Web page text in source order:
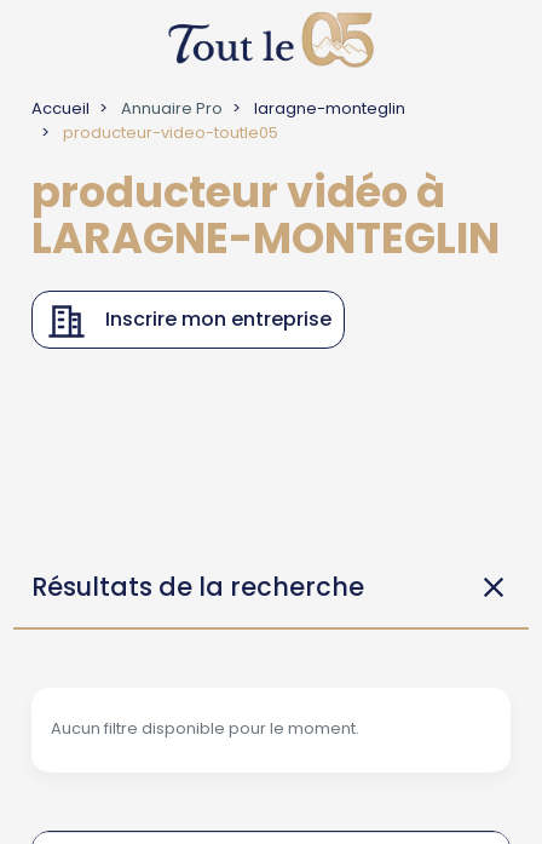
Accueil Annuaire Pro
laragne-monteglin
producteur-video-toutle05
producteur vidéo à
LARAGNE-MONTEGLIN
Inscrire mon entreprise
Résultats de la recherche
Aucun filtre disponible pour le moment.